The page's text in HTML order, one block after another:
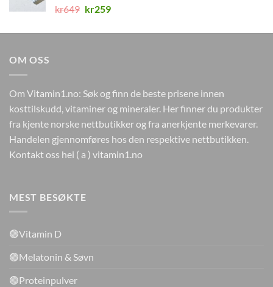
kr649 Opprinnelig
var:
kr259Nåværende
er:
OM OSS
Om Vitamin1.no: Søk og finn de beste prisene innen
kosttilskudd, vitaminer og mineraler. Her finner du produkter
fra kjente norske nettbutikker og fra anerkjente merkevarer.
Handelen gjennomføres hos den respektive nettbutikken.
Kontakt oss hei ( a ) vitamin1.no
MEST BESØKTE
🟢Vitamin D
🟢Melatonin & Søvn
🟢Proteinpulver